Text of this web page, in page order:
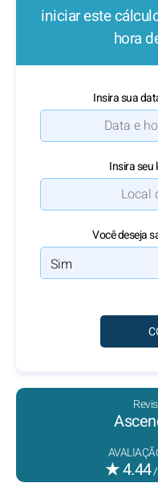
iniciar este
hora
Insira sua
Insira seu
Você deseja
★4.44/